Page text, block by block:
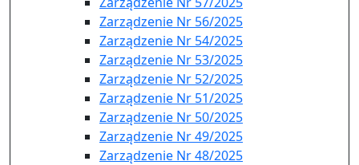
Zarządzenie Nr 56/2025
Zarządzenie Nr 54/2025
Zarządzenie Nr 53/2025
Zarządzenie Nr 52/2025
Zarządzenie Nr 51/2025
Zarządzenie Nr 50/2025
Zarządzenie Nr 49/2025
Zarządzenie Nr 48/2025